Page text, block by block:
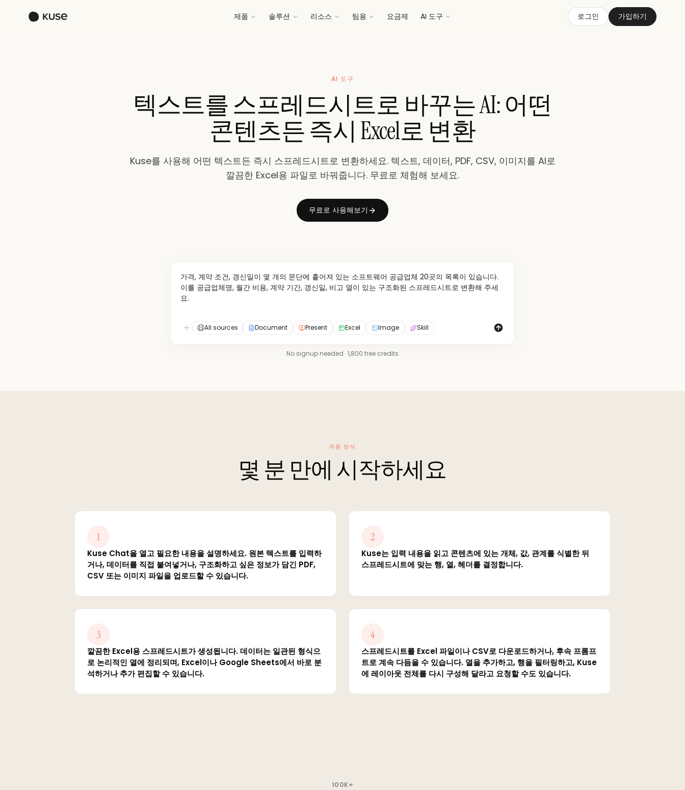
제품 솔루션 리소스 팀용 요금제 AI 도구 로그인 가입하기
AI 도구
텍스트를 스프레드시트로 바꾸는 AI: 어떤
콘텐츠든 즉시 Excel로 변환
Kuse를 사용해 어떤 텍스트든 즉시 스프레드시트로 변환하세요. 텍스트, 데이터, PDF, CSV, 이미지를 AI로
깔끔한 Excel용 파일로 바꿔줍니다. 무료로 체험해 보세요.
무료로 사용해보기
가격, 계약 조건, 갱신일이 몇 개의 문단에 흩어져 있는 소프트웨어 공급업체 20곳의 목록이 있습니다.
이를 공급업체명, 월간 비용, 계약 기간, 갱신일, 비고 열이 있는 구조화된 스프레드시트로 변환해 주세
요.
All sources Document Present Excel Image Skill
No signup needed · 1,800 free credits
작동 방식
몇 분 만에 시작하세요
1
Kuse Chat을 열고 필요한 내용을 설명하세요. 원본 텍스트를 입력하
거나, 데이터를 직접 붙여넣거나, 구조화하고 싶은 정보가 담긴 PDF,
CSV 또는 이미지 파일을 업로드할 수 있습니다.
2
Kuse는 입력 내용을 읽고 콘텐츠에 있는 개체, 값, 관계를 식별한 뒤
스프레드시트에 맞는 행, 열, 헤더를 결정합니다.
3
깔끔한 Excel용 스프레드시트가 생성됩니다. 데이터는 일관된 형식으
로 논리적인 열에 정리되며, Excel이나 Google Sheets에서 바로 분
석하거나 추가 편집할 수 있습니다.
4
스프레드시트를 Excel 파일이나 CSV로 다운로드하거나, 후속 프롬프
트로 계속 다듬을 수 있습니다. 열을 추가하고, 행을 필터링하고, Kuse
에 레이아웃 전체를 다시 구성해 달라고 요청할 수도 있습니다.
100K+